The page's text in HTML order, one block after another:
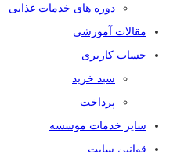
دوره های خدمات غذایی
مقالات آموزشی
حساب کاربری
سبد خرید
پرداخت
سایر خدمات موسسه
قوانین سایت